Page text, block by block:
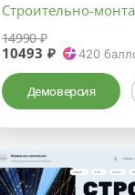
Строительно-
14990 ₽
10493 ₽ 420
Демоверсия